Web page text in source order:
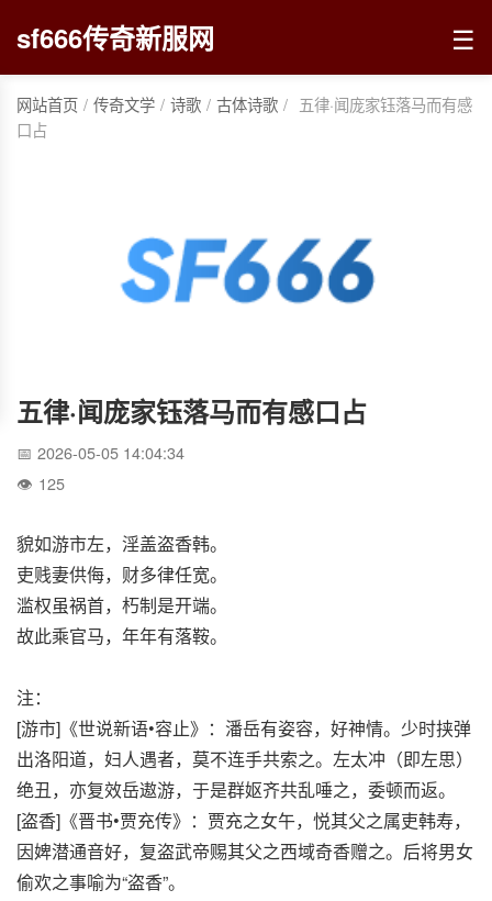
sf666传奇新服网 ☰
网站首页 / 传奇文学 / 诗歌 / 古体诗歌 / 五律·闻庞家钰落马而有感
口占
五律·闻庞家钰落马而有感口占
2026-05-05 14:04:34
125
貌如游市左，淫盖盗香韩。
吏贱妻供侮，财多律任宽。
滥权虽祸首，朽制是开端。
故此乘官马，年年有落鞍。
注：
[游市]《世说新语•容止》：潘岳有姿容，好神情。少时挟弹
出洛阳道，妇人遇者，莫不连手共索之。左太冲（即左思）
绝丑，亦复效岳遨游，于是群妪齐共乱唾之，委顿而返。
[盗香]《晋书•贾充传》：贾充之女午，悦其父之属吏韩寿，
因婢潜通音好，复盗武帝赐其父之西域奇香赠之。后将男女
偷欢之事喻为“盗香”。